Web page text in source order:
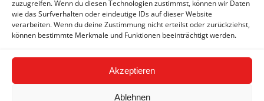
zuzugreifen. Wenn du diesen Technologien zustimmst, können wir Daten
wie das Surfverhalten oder eindeutige IDs auf dieser Website
verarbeiten. Wenn du deine Zustimmung nicht erteilst oder zurückziehst,
können bestimmte Merkmale und Funktionen beeinträchtigt werden.
Akzeptieren
Ablehnen
Paket Quarter Horse
Paket Warmblut